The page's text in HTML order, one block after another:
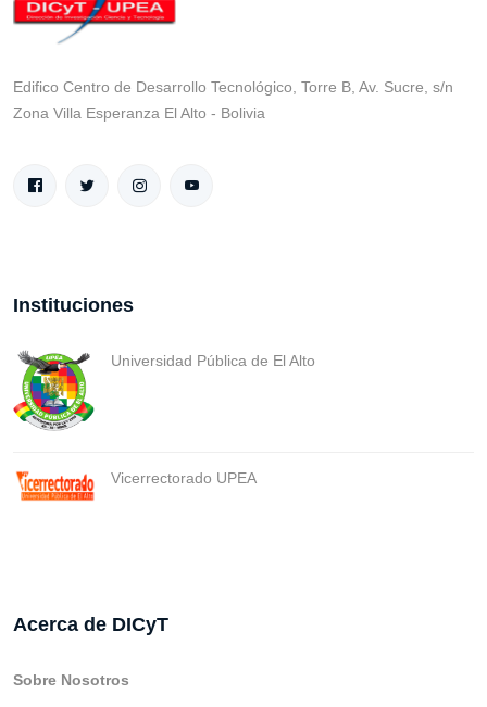
Edifico Centro de Desarrollo Tecnológico, Torre B, Av. Sucre, s/n
Zona Villa Esperanza El Alto - Bolivia
Instituciones
Universidad Pública de El Alto
Vicerrectorado UPEA
Acerca de DICyT
Sobre Nosotros